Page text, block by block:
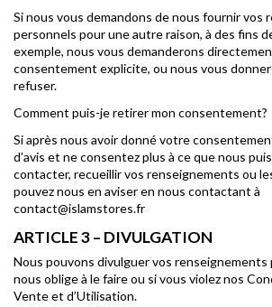
Si nous vous demandons de nous fournir vos
personnels pour une autre raison, à des fins
exemple, nous vous demanderons
consentement explicite, ou nous vous
refuser.
Comment puis-je retirer mon consentement?
Si après nous avoir donné votre
d’avis et ne consentez plus à ce que nous
contacter, recueillir vos renseignements ou
pouvez nous en aviser en nous contactant à
contact@islamstores.fr
ARTICLE 3 – DIVULGATION
Nous pouvons divulguer vos renseignements
nous oblige à le faire ou si vous violez nos
Vente et d’Utilisation.